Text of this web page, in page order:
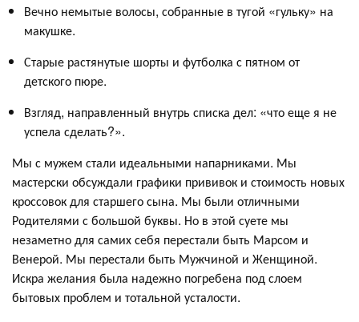
Вечно немытые волосы, собранные в тугой «гульку» на
макушке.
Старые растянутые шорты и футболка с пятном от
детского пюре.
Взгляд, направленный внутрь списка дел: «что еще я не
успела сделать?».
Мы с мужем стали идеальными напарниками. Мы
мастерски обсуждали графики прививок и стоимость новых
кроссовок для старшего сына. Мы были отличными
Родителями с большой буквы. Но в этой суете мы
незаметно для самих себя перестали быть Марсом и
Венерой. Мы перестали быть Мужчиной и Женщиной.
Искра желания была надежно погребена под слоем
бытовых проблем и тотальной усталости.